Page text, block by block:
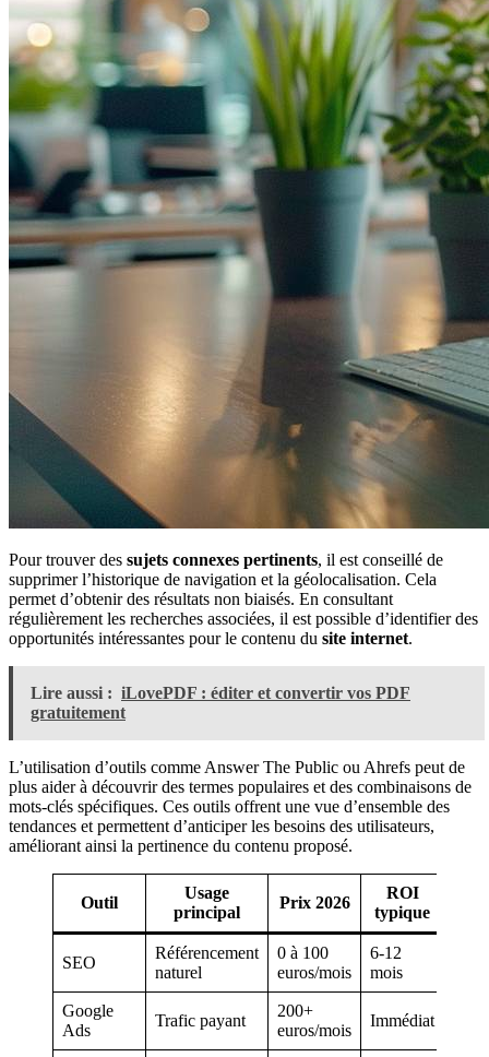
Pour trouver des sujets connexes pertinents, il est conseillé de
supprimer l’historique de navigation et la géolocalisation. Cela
permet d’obtenir des résultats non biaisés. En consultant
régulièrement les recherches associées, il est possible d’identifier des
opportunités intéressantes pour le contenu du site internet.
Lire aussi : iLovePDF : éditer et convertir vos PDF
gratuitement
L’utilisation d’outils comme Answer The Public ou Ahrefs peut de
plus aider à découvrir des termes populaires et des combinaisons de
mots-clés spécifiques. Ces outils offrent une vue d’ensemble des
tendances et permettent d’anticiper les besoins des utilisateurs,
améliorant ainsi la pertinence du contenu proposé.
Outil
Usage
principal
Prix 2026
ROI
typique
SEO
Référencement
naturel
0 à 100
euros/mois
6-12
mois
Google
Ads
Trafic payant
200+
euros/mois
Immédiat